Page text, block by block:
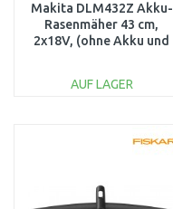
Makita DLM432Z Akku-
Rasenmäher 43 cm,
2x18V, (ohne Akku und
AUF LAGER